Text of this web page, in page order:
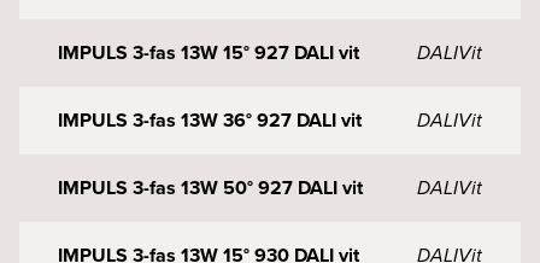
IMPULS 3-fas 13W 15° 927 DALI vit DALIVit
IMPULS 3-fas 13W 36° 927 DALI vit DALIVit
IMPULS 3-fas 13W 50° 927 DALI vit DALIVit
IMPULS 3-fas 13W 15° 930 DALI vit DALIVit